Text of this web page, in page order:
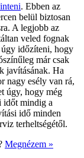
. Ebben az
belül biztosan
A legjobb az
veled fognak
időzíteni, hogy
már csak
javításának. Ha
nagy esély van rá,
úgy, hogy még
időt mindig a
idő minden
terheltségétől.
Megnézem »